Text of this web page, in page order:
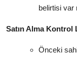
belirtisi var
Satın Alma Kontrol
Önceki